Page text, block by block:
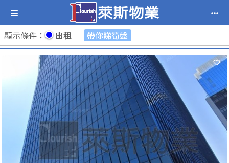
顯示條件 ： 出租 帶你睇筍盤